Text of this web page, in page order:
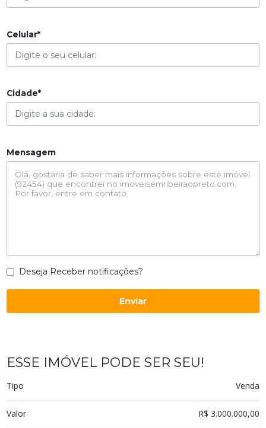
Celular*
Cidade*
Mensagem
Deseja Receber notificações?
Enviar
ESSE IMÓVEL PODE SER SEU!
Tipo Venda
Valor R$ 3.000.000,00